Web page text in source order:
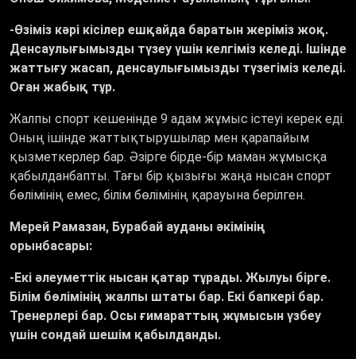
-Өзіміз кәрі кісілер ешқайда баратын жеріміз жоқ.
Денсаулығымызды түзеу үшін келгіміз келеді. Ішінде
жаттығу жасап, денсаулығымызды түзегіміз келеді.
Оған жабық тұр.
Жалпы спорт кешенінде 9 адам жұмыс істеуі керек еді.
Оның ішінде жаттықтырушылар мен қарапайым
қызметкерлер бар. Әзірге бірде-бір маман жұмысқа
қабылданбапты. Тағы бір қызығы жаңа нысан спорт
бөлімінің емес, білім бөлімінің қарауына берілген.
Мерей Рамазан, Бурабай ауданы әкімінің
орынбасары:
-Екі әлеуметтік нысан қатар тұрады. Жылуы бірге.
Білім бөлімінің жалпы штаты бар. Екі бапкері бар.
Тренерлері бар. Осы ғимараттың жұмысын үзбеу
үшін сондай шешім қабылданды.